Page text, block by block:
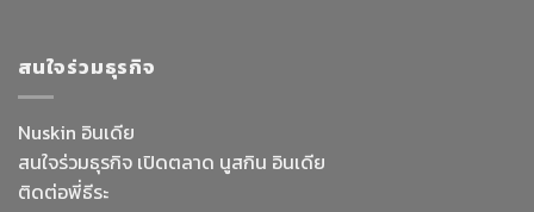
สนใจร่วมธุรกิจ
Nuskin อินเดีย
สนใจร่วมธุรกิจ เปิดตลาด นูสกิน อินเดีย
ติดต่อพี่ธีระ